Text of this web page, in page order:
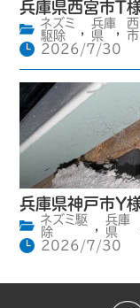
兵庫県西宮市T
ネズミ
駆除
,
兵庫
県
,
市
2026/7/30
兵庫県神戸市Y
ネズミ駆
除
,
兵庫
県
2026/7/30